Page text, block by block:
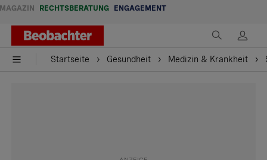
MAGAZIN RECHTSBERATUNG ENGAGEMENT
Startseite Gesundheit Medizin & Krankheit